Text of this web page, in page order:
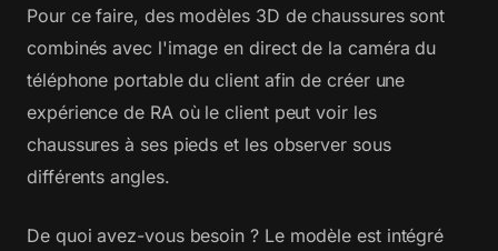
Pour ce faire, des modèles 3D de chaussures sont
combinés avec l'image en direct de la caméra du
téléphone portable du client afin de créer une
expérience de RA où le client peut voir les
chaussures à ses pieds et les observer sous
différents angles.
De quoi avez-vous besoin ? Le modèle est intégré